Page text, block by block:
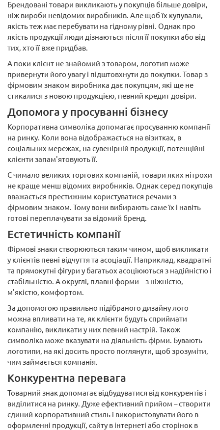
Брендовані товари викликають у покупців більше довіри,
ніж вироби невідомих виробників. Але щоб їх купували,
якість теж має перебувати на гідному рівні. Однак про
якість продукції люди дізнаються після її покупки або від
тих, хто її вже придбав.
А поки клієнт не знайомий з товаром, логотип може
привернути його увагу і підштовхнути до покупки. Товар з
фірмовим знаком виробника дає покупцям, які ще не
стикалися з новою продукцією, певний кредит довіри.
Допомога у просуванні бізнесу
Корпоративна символіка допомагає просуванню компанії
на ринку. Коли вона відображається на візитках, в
соціальних мережах, на сувенірній продукції, потенційні
клієнти запам'ятовують її.
Є чимало великих торгових компаній, товари яких нітрохи
не краще менш відомих виробників. Однак серед покупців
вважається престижним користуватися речами з
фірмовим знаком. Тому вони вибирають саме їх і навіть
готові переплачувати за відомий бренд.
Естетичність компанії
Фірмові знаки створюються таким чином, щоб викликати
у клієнтів певні відчуття та асоціації. Наприклад, квадратні
та прямокутні фігури у багатьох асоціюються з надійністю і
стабільністю. А округлі, плавні форми – з ніжністю,
м'якістю, комфортом.
За допомогою правильно підібраного дизайну лого
можна впливати на те, як клієнти будуть сприймати
компанію, викликати у них певний настрій. Також
символіка може вказувати на діяльність фірми. Бувають
логотипи, на які досить просто поглянути, щоб зрозуміти,
чим займається компанія.
Конкурентна перевага
Товарний знак допомагає відбудуватися від конкурентів і
виділитися на ринку. Дуже ефективний прийом – створити
єдиний корпоративний стиль і використовувати його в
оформленні продукції, сайту в інтернеті або сторінок в